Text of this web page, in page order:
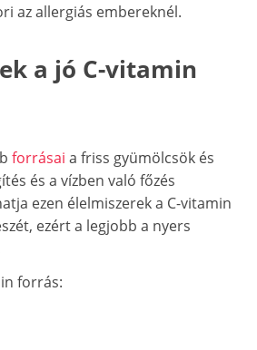
az allergiás embereknél.
a jó C-vitamin
forrásai a friss gyümölcsök és
és a vízben való főzés
ezen élelmiszerek a C-vitamin
ezért a legjobb a nyers
forrás: